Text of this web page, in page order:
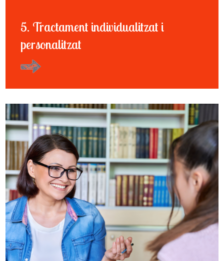
5. Tractament individualitzat i
personalitzat